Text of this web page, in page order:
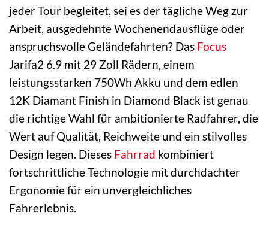
jeder Tour begleitet, sei es der tägliche Weg zur
Arbeit, ausgedehnte Wochenendausflüge oder
anspruchsvolle Geländefahrten? Das Focus
Jarifa2 6.9 mit 29 Zoll Rädern, einem
leistungsstarken 750Wh Akku und dem edlen
12K Diamant Finish in Diamond Black ist genau
die richtige Wahl für ambitionierte Radfahrer, die
Wert auf Qualität, Reichweite und ein stilvolles
Design legen. Dieses Fahrrad kombiniert
fortschrittliche Technologie mit durchdachter
Ergonomie für ein unvergleichliches
Fahrerlebnis.